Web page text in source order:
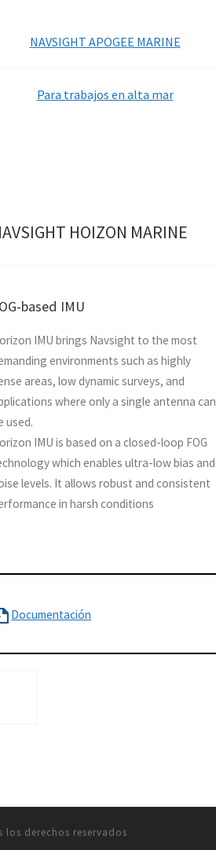
NAVSIGHT APOGEE MARINE
Para trabajos en alta mar
HOIZON MARINE
based IMU
IMU brings Navsight to the most
environments such as highly
areas, low dynamic surveys, and
where only a single antenna can
used.
IMU is based on a closed-loop FOG
which enables ultra-low bias and
levels. It allows robust and consistent
in harsh conditions
Documentación
los derechos reservados